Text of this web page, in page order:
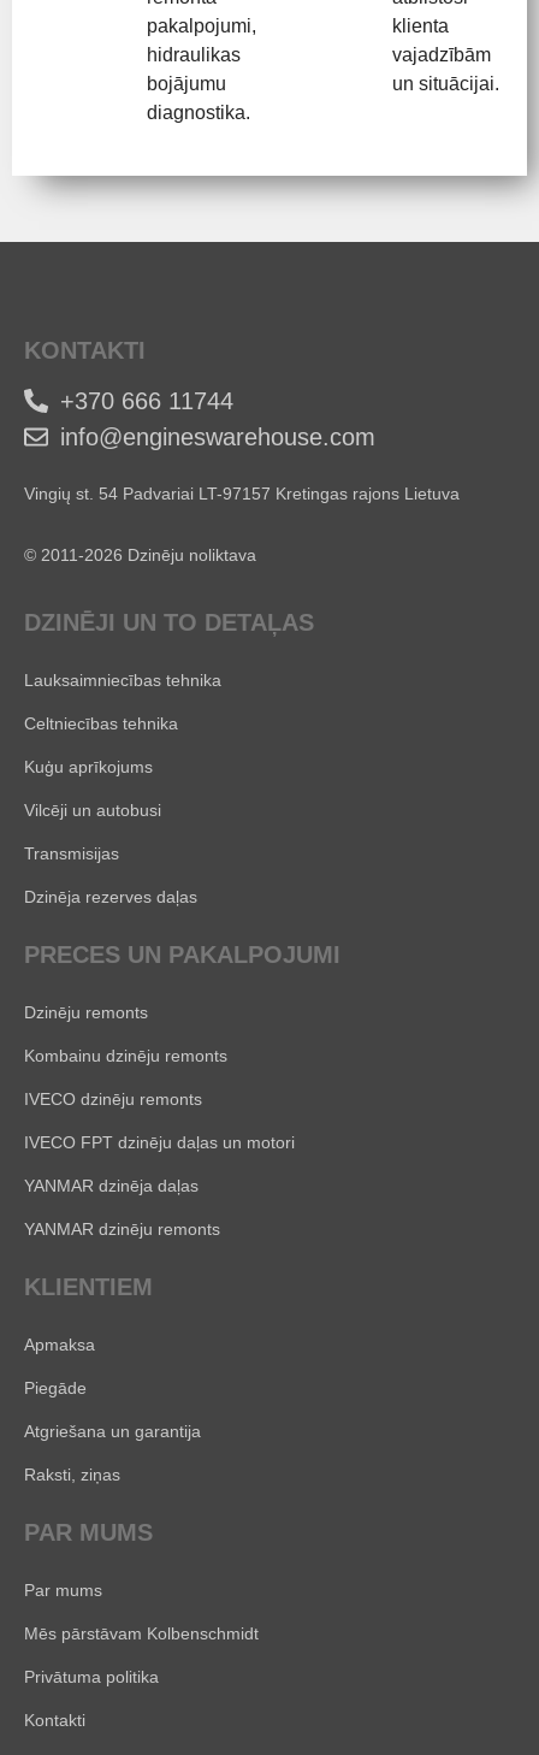
pakalpojumi,
hidraulikas
bojājumu
diagnostika.
klienta
vajadzībām
un situācijai.
KONTAKTI
+370 666 11744
info@engineswarehouse.com
Vingių st. 54 Padvariai LT-97157 Kretingas rajons Lietuva
© 2011-2026 Dzinēju noliktava
DZINĒJI UN TO DETAĻAS
Lauksaimniecības tehnika
Celtniecības tehnika
Kuģu aprīkojums
Vilcēji un autobusi
Transmisijas
Dzinēja rezerves daļas
PRECES UN PAKALPOJUMI
Dzinēju remonts
Kombainu dzinēju remonts
IVECO dzinēju remonts
IVECO FPT dzinēju daļas un motori
YANMAR dzinēja daļas
YANMAR dzinēju remonts
KLIENTIEM
Apmaksa
Piegāde
Atgriešana un garantija
Raksti, ziņas
PAR MUMS
Par mums
Mēs pārstāvam Kolbenschmidt
Privātuma politika
Kontakti